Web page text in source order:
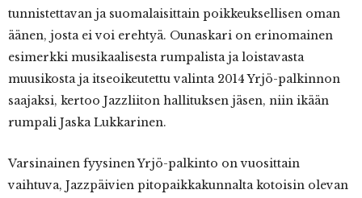
tunnistettavan ja suomalaisittain poikkeuksellisen oman
äänen, josta ei voi erehtyä. Ounaskari on erinomainen
esimerkki musikaalisesta rumpalista ja loistavasta
muusikosta ja itseoikeutettu valinta 2014 Yrjö-palkinnon
saajaksi, kertoo Jazzliiton hallituksen jäsen, niin ikään
rumpali Jaska Lukkarinen.
Varsinainen fyysinen Yrjö-palkinto on vuosittain
vaihtuva, Jazzpäivien pitopaikkakunnalta kotoisin olevan